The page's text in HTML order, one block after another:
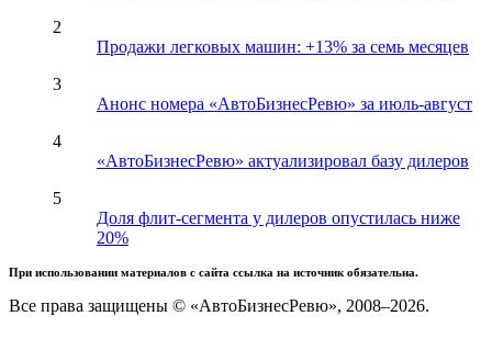
2
Продажи легковых машин: +13% за семь месяцев
3
Анонс номера «АвтоБизнесРевю» за июль-август
4
«АвтоБизнесРевю» актуализировал базу дилеров
5
Доля флит-сегмента у дилеров опустилась ниже
20%
При использовании материалов с сайта ссылка на источник обязательна.
Все права защищены © «АвтоБизнесРевю», 2008–2026.